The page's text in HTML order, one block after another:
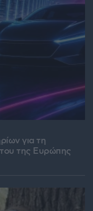
για τη
της Ευρώπης